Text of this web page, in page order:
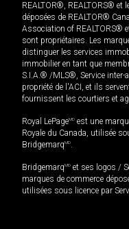
REALTOR®, REALTORS® et
déposées de REALTOR®
Association of REALTORS®
sont propriétaires. Les
distinguer les services
immobilier en tant que
S.I.A.® /MLS®, Service inter-
propriété de l'ACI, et ils
fournissent les courtiers et
Royal LePageMD est une
Royale du Canada, utilisée
BridgemarqMD.
BridgemarqMD et ses logos /
marques de commerce
utilisées sous licence par